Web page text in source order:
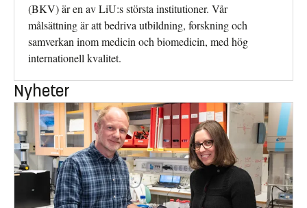
(BKV) är en av LiU:s största institutioner. Vår
målsättning är att bedriva utbildning, forskning och
samverkan inom medicin och biomedicin, med hög
internationell kvalitet.
Nyheter